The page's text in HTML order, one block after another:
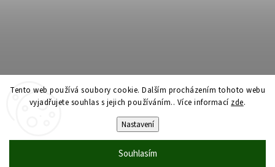
Tento web používá soubory cookie. Dalším procházením tohoto webu
vyjadřujete souhlas s jejich používáním.. Více informací zde.
Nastavení
Souhlasím
Professor Onyx. Všechna práva vyhrazena.